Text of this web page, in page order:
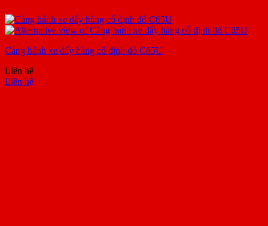
Càng bánh xe đẩy hàng cố định đỏ C65U
Liên hệ
Liên hệ